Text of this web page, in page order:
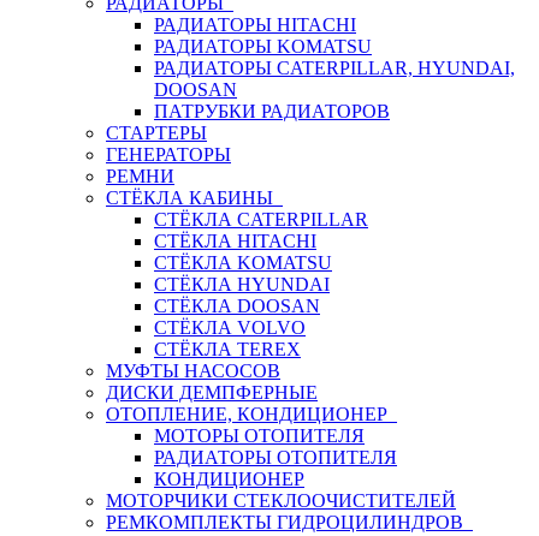
РАДИАТОРЫ HITACHI
РАДИАТОРЫ KOMATSU
РАДИАТОРЫ CATERPILLAR, HYUNDAI,
DOOSAN
ПАТРУБКИ РАДИАТОРОВ
СТАРТЕРЫ
ГЕНЕРАТОРЫ
РЕМНИ
СТЁКЛА КАБИНЫ
СТЁКЛА CATERPILLAR
СТЁКЛА HITACHI
СТЁКЛА KOMATSU
СТЁКЛА HYUNDAI
СТЁКЛА DOOSAN
СТЁКЛА VOLVO
СТЁКЛА TEREX
МУФТЫ НАСОСОВ
ДИСКИ ДЕМПФЕРНЫЕ
ОТОПЛЕНИЕ, КОНДИЦИОНЕР
МОТОРЫ ОТОПИТЕЛЯ
РАДИАТОРЫ ОТОПИТЕЛЯ
КОНДИЦИОНЕР
МОТОРЧИКИ СТЕКЛООЧИСТИТЕЛЕЙ
РЕМКОМПЛЕКТЫ ГИДРОЦИЛИНДРОВ